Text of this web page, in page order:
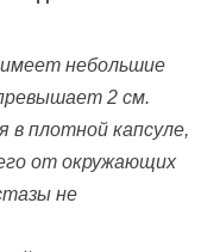
небольшие
2 см.
в плотной капсуле,
от окружающих
не